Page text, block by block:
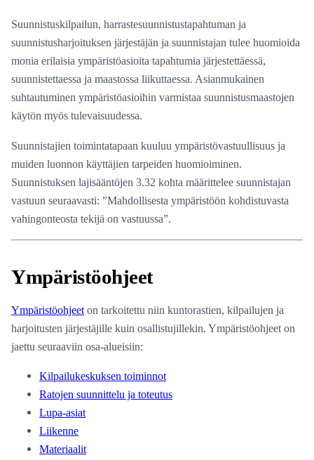
Suunnistuskilpailun, harrastesuunnistustapahtuman ja
suunnistusharjoituksen järjestäjän ja suunnistajan tulee huomioida
monia erilaisia ympäristöasioita tapahtumia järjestettäessä,
suunnistettaessa ja maastossa liikuttaessa. Asianmukainen
suhtautuminen ympäristöasioihin varmistaa suunnistusmaastojen
käytön myös tulevaisuudessa.
Suunnistajien toimintatapaan kuuluu ympäristövastuullisuus ja
muiden luonnon käyttäjien tarpeiden huomioiminen.
Suunnistuksen lajisääntöjen 3.32 kohta määrittelee suunnistajan
vastuun seuraavasti: ”Mahdollisesta ympäristöön kohdistuvasta
vahingonteosta tekijä on vastuussa”.
Ympäristöohjeet
Ympäristöohjeeton tarkoitettu niin kuntorastien, kilpailujen ja
harjoitusten järjestäjille kuin osallistujillekin. Ympäristöohjeet on
jaettu seuraaviin osa-alueisiin:
Kilpailukeskuksen toiminnot
Ratojen suunnittelu ja toteutus
Lupa-asiat
Liikenne
Materiaalit